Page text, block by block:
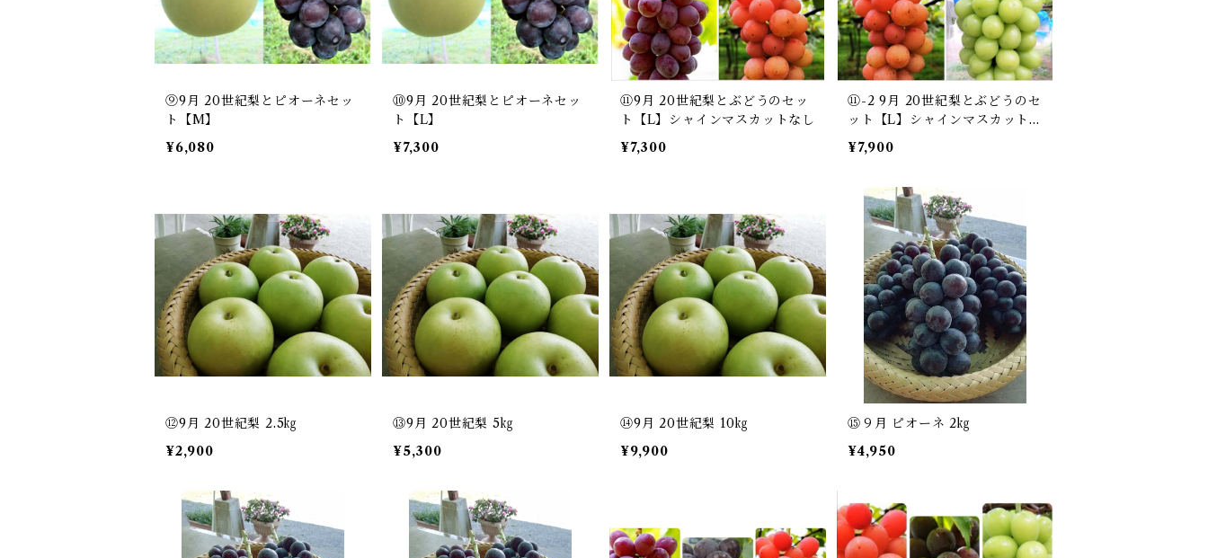
⑨9月 20世紀梨とピオーネセッ
ト【M】
¥6,080
⑩9月 20世紀梨とピオーネセッ
ト【L】
¥7,300
⑪9月 20世紀梨とぶどうのセッ
ト【L】シャインマスカットなし
¥7,300
⑪-2 9月 20世紀梨とぶどうのセ
ット【L】シャインマスカット入
り
¥7,900
⑫9月 20世紀梨 2.5㎏
¥2,900
⑬9月 20世紀梨 5㎏
¥5,300
⑭9月 20世紀梨 10㎏
¥9,900
⑮９月 ピオーネ 2㎏
¥4,950